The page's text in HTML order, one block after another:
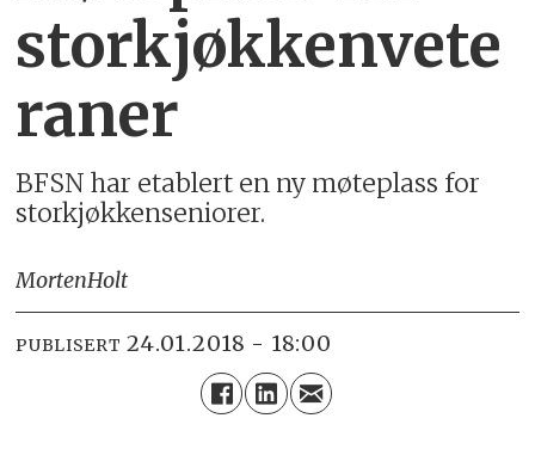
storkjøkkenvete
raner
BFSN har etablert en ny møteplass for
storkjøkkenseniorer.
MortenHolt
PUBLISERT 24.01.2018 - 18:00